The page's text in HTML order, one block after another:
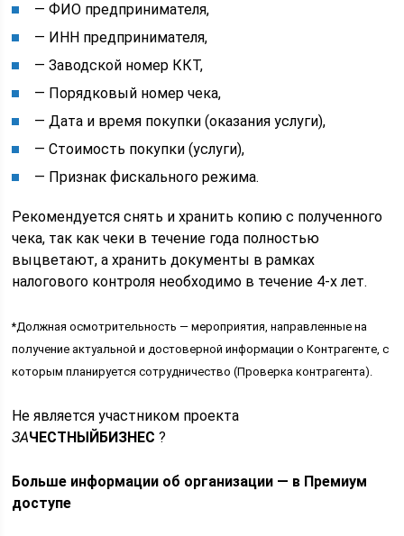
— ФИО предпринимателя,
— ИНН предпринимателя,
— Заводской номер ККТ,
— Порядковый номер чека,
— Дата и время покупки (оказания услуги),
— Стоимость покупки (услуги),
— Признак фискального режима.
Рекомендуется снять и хранить копию с полученного
чека, так как чеки в течение года полностью
выцветают, а хранить документы в рамках
налогового контроля необходимо в течение 4-х лет.
*Должная осмотрительность — мероприятия, направленные на
получение актуальной и достоверной информации о Контрагенте, с
которым планируется сотрудничество (Проверка контрагента).
Не является участником проекта
ЗАЧЕСТНЫЙБИЗНЕС ?
Больше информации об организации — в Премиум
доступе